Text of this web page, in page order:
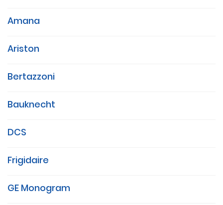
Amana
Ariston
Bertazzoni
Bauknecht
DCS
Frigidaire
GE Monogram